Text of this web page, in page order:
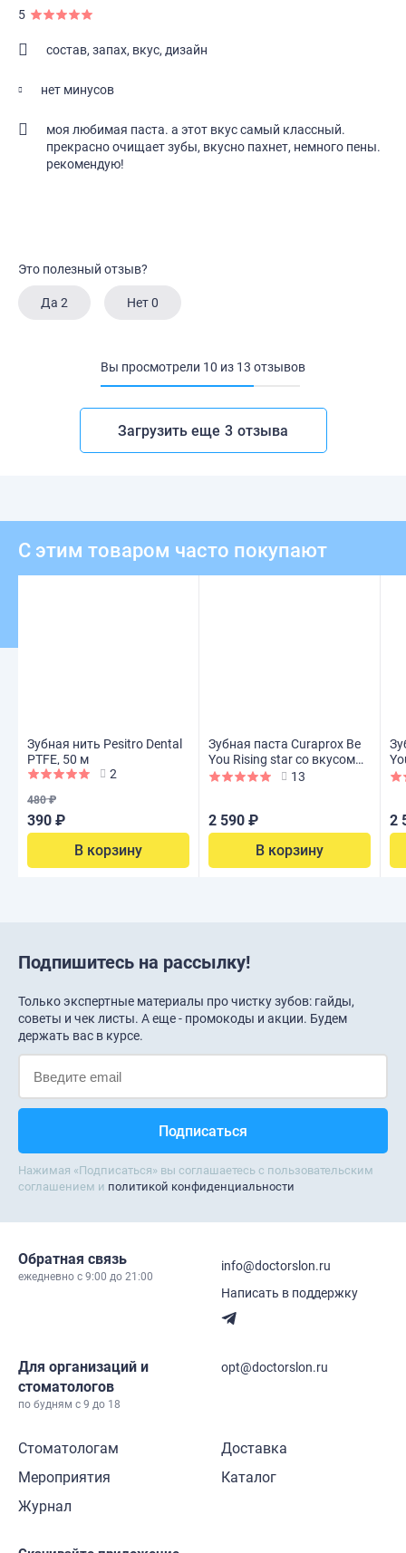
5
состав, запах, вкус, дизайн
нет минусов
моя любимая паста. а этот вкус самый классный.
прекрасно очищает зубы, вкусно пахнет, немного пены.
рекомендую!
Это полезный отзыв?
Да 2 Нет0
Вы просмотрели 10 из 13 отзывов
Загрузить еще 3 отзыва
С этим товаром часто покупают
Зубная нить Pesitro Dental
PTFE, 50 м
2
480 ₽
390 ₽
В корзину
Зубная паста Curaprox Be
You Rising star со вкусом
грейпфрута и бергамота
13
2 590 ₽
В корзину
2
Подпишитесь на рассылку!
Только экспертные материалы про чистку зубов: гайды,
советы и чек листы. А еще - промокоды и акции. Будем
держать вас в курсе.
Нажимая «Подписаться» вы соглашаетесь с пользовательским
соглашением и политикой конфиденциальности
Обратная связь
ежедневно c 9:00 до 21:00
info@doctorslon.ru
Написать в поддержку
Для организаций и
стоматологов
по будням с 9 до 18
opt@doctorslon.ru
Стоматологам
Мероприятия
Журнал
Доставка
Каталог